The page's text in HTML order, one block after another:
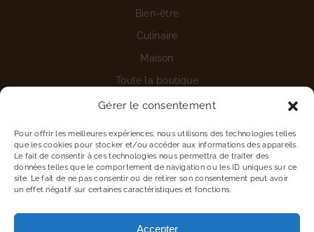
Gérer le consentement
Pour offrir les meilleures expériences, nous utilisons des technologies telles
que les cookies pour stocker et/ou accéder aux informations des appareils.
Le fait de consentir à ces technologies nous permettra de traiter des
données telles que le comportement de navigation ou les ID uniques sur ce
site. Le fait de ne pas consentir ou de retirer son consentement peut avoir
un effet négatif sur certaines caractéristiques et fonctions.
Accepter
Bien-être
Culinaire
Maison
Toute la boutique
Nous contacter
Détails du compte
Vous êtes une entreprise
Proposer une marque